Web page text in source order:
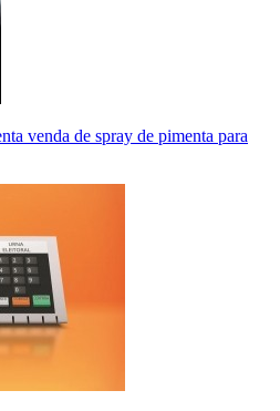
venda de spray de pimenta para